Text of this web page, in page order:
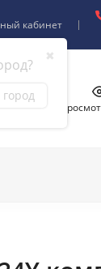
✖
кабинет